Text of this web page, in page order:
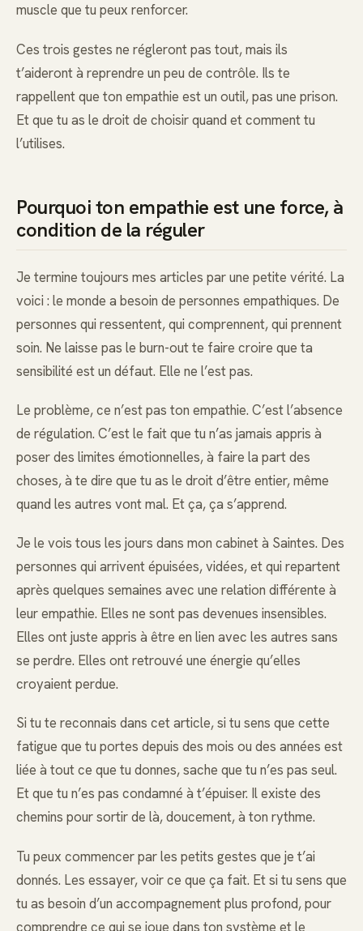
muscle que tu peux renforcer.
Ces trois gestes ne régleront pas tout, mais ils
t’aideront à reprendre un peu de contrôle. Ils te
rappellent que ton empathie est un outil, pas une prison.
Et que tu as le droit de choisir quand et comment tu
l’utilises.
Pourquoi ton empathie est une force, à
condition de la réguler
Je termine toujours mes articles par une petite vérité. La
voici : le monde a besoin de personnes empathiques. De
personnes qui ressentent, qui comprennent, qui prennent
soin. Ne laisse pas le burn-out te faire croire que ta
sensibilité est un défaut. Elle ne l’est pas.
Le problème, ce n’est pas ton empathie. C’est l’absence
de régulation. C’est le fait que tu n’as jamais appris à
poser des limites émotionnelles, à faire la part des
choses, à te dire que tu as le droit d’être entier, même
quand les autres vont mal. Et ça, ça s’apprend.
Je le vois tous les jours dans mon cabinet à Saintes. Des
personnes qui arrivent épuisées, vidées, et qui repartent
après quelques semaines avec une relation différente à
leur empathie. Elles ne sont pas devenues insensibles.
Elles ont juste appris à être en lien avec les autres sans
se perdre. Elles ont retrouvé une énergie qu’elles
croyaient perdue.
Si tu te reconnais dans cet article, si tu sens que cette
fatigue que tu portes depuis des mois ou des années est
liée à tout ce que tu donnes, sache que tu n’es pas seul.
Et que tu n’es pas condamné à t’épuiser. Il existe des
chemins pour sortir de là, doucement, à ton rythme.
Tu peux commencer par les petits gestes que je t’ai
donnés. Les essayer, voir ce que ça fait. Et si tu sens que
tu as besoin d’un accompagnement plus profond, pour
comprendre ce qui se joue dans ton système et le